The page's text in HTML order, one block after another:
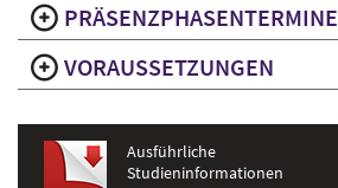
PRÄSENZPHASENTERMINE
VORAUSSETZUNGEN
Ausführliche
Studieninformationen